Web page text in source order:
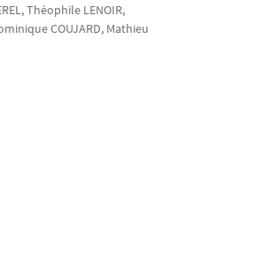
, Théophile LENOIR,
COUJARD, Mathieu